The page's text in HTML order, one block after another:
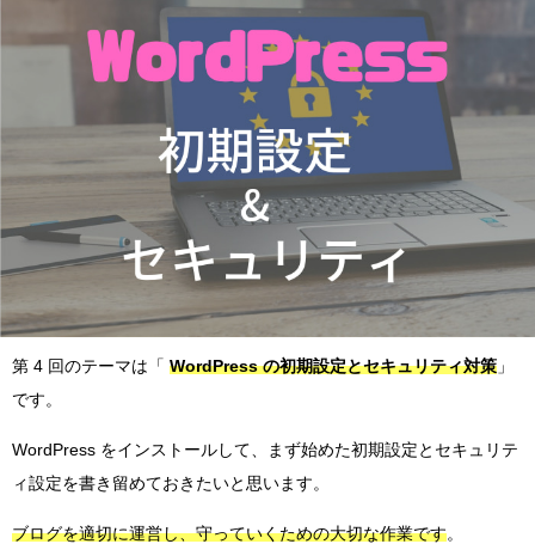
第 4 回のテーマは「 WordPress の初期設定とセキュリティ対策 」
です。
WordPress をインストールして、まず始めた初期設定とセキュリテ
ィ設定を書き留めておきたいと思います。
ブログを適切に運営し、守っていくための大切な作業です。